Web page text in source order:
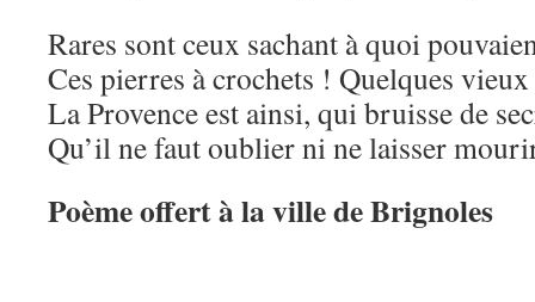
Rares sont ceux sachant à quoi
Ces pierres à crochets ! Quelques
La Provence est ainsi, qui bruisse de
Qu’il ne faut oublier ni ne laisser
Poème offert à la ville de Brignoles